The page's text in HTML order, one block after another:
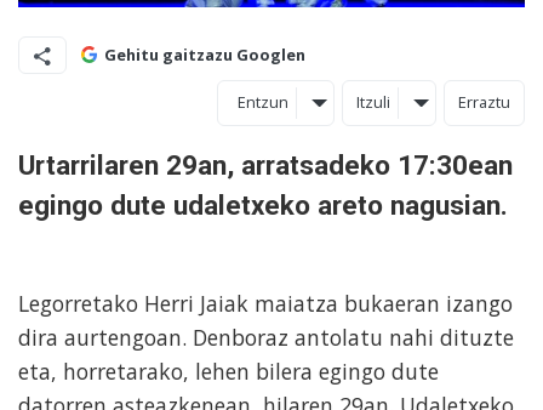
Gehitu gaitzazu Googlen
Entzun Itzuli Erraztu
Urtarrilaren 29an, arratsadeko 17:30ean
egingo dute udaletxeko areto nagusian.
Legorretako Herri Jaiak maiatza bukaeran izango
dira aurtengoan. Denboraz antolatu nahi dituzte
eta, horretarako, lehen bilera egingo dute